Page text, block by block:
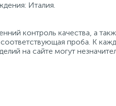
Италия.
контроль качества, а
проба. К
на сайте могут